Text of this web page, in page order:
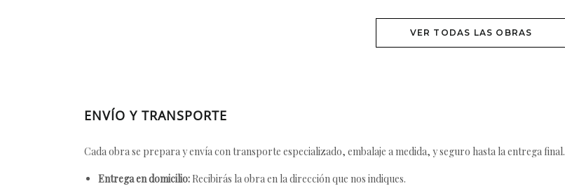
VER TODAS LAS OBRAS
ENVÍO Y TRANSPORTE
Cada obra se prepara y envía con transporte especializado, embalaje a medida, y seguro hasta la entrega final.
Entrega en domicilio: Recibirás la obra en la dirección que nos indiques.